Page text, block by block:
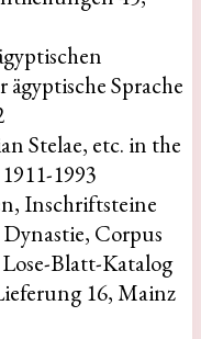
Sprache
Stelae, etc. in the
1993
Inschriftsteine
Corpus
Blatt-Katalog
16, Mainz